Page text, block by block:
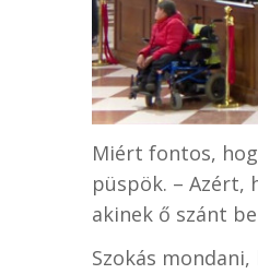
Miért fontos,
püspök. – Azért,
akinek ő szánt
Szokás